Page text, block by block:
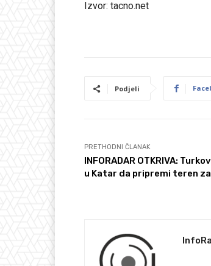
Izvor: tacno.net
Podjeli
PRETHODNI ČLANAK
INFORADAR OTKRIVA:
u Katar da pripremi teren